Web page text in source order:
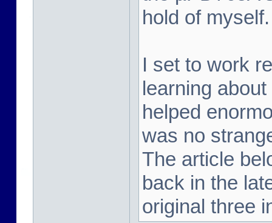
hold of myself.
I set to work
learning
helped
was no
The article
back in the
original three